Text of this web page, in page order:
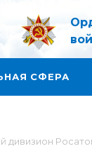
СФЕРА
дивизион